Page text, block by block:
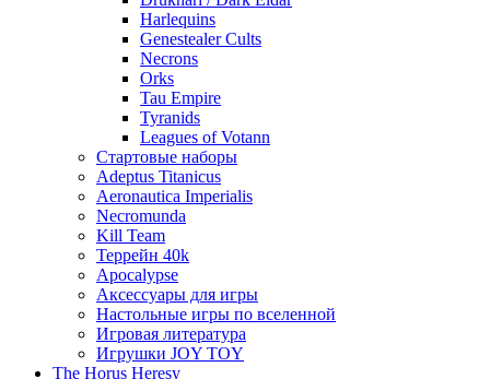
Harlequins
Genestealer Cults
Necrons
Orks
Tau Empire
Tyranids
Leagues of Votann
Стартовые наборы
Adeptus Titanicus
Aeronautica Imperialis
Necromunda
Kill Team
Террейн 40k
Apocalypse
Аксессуары для игры
Настольные игры по вселенной
Игровая литература
Игрушки JOY TOY
The Horus Heresy